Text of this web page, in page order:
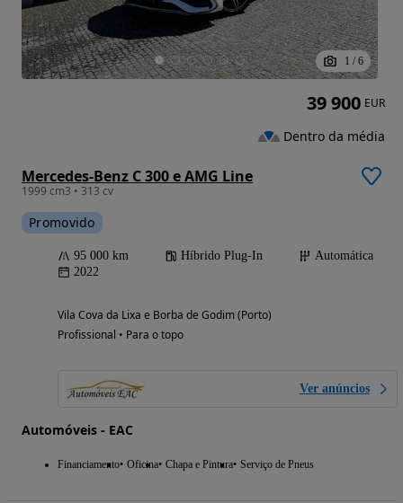
1 / 6
Mercedes-Benz C 300 e AMG Line
1999 cm3 • 313 cv
Promovido
95 000 km Híbrido Plug-In
Automática
2022
Vila Cova da Lixa e Borba de Godim (Porto)
Profissional • Para o topo
Ver anúncios
Automóveis - EAC
Financiamento Oficina Chapa e Pintura Serviço de Pneus
39 900 EUR
Dentro da média